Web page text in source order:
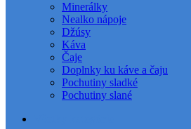
Minerálky
Nealko nápoje
Džúsy
Káva
Čaje
Doplnky ku káve a čaju
Pochutiny sladké
Pochutiny slané